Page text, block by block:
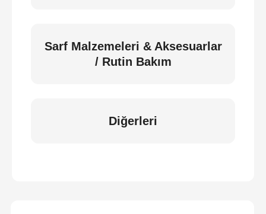
Sarf Malzemeleri & Aksesuarlar
/ Rutin Bakım
Diğerleri